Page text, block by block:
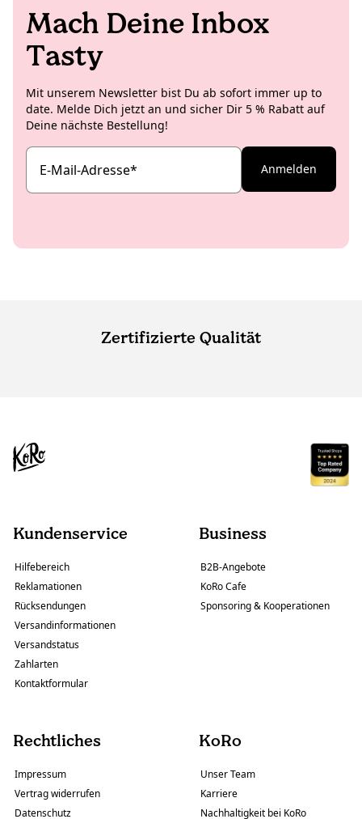
Mach Deine Inbox
Tasty
Mit unserem Newsletter bist Du ab sofort immer up to
date. Melde Dich jetzt an und sicher Dir 5 % Rabatt auf
Deine nächste Bestellung!
E-Mail-Adresse* Anmelden
Zertifizierte Qualität
Kundenservice
Hilfebereich
Reklamationen
Rücksendungen
Versandinformationen
Versandstatus
Zahlarten
Kontaktformular
Business
B2B-Angebote
KoRo Cafe
Sponsoring & Kooperationen
Rechtliches
Impressum
Vertrag widerrufen
Datenschutz
KoRo
Unser Team
Karriere
Nachhaltigkeit bei KoRo